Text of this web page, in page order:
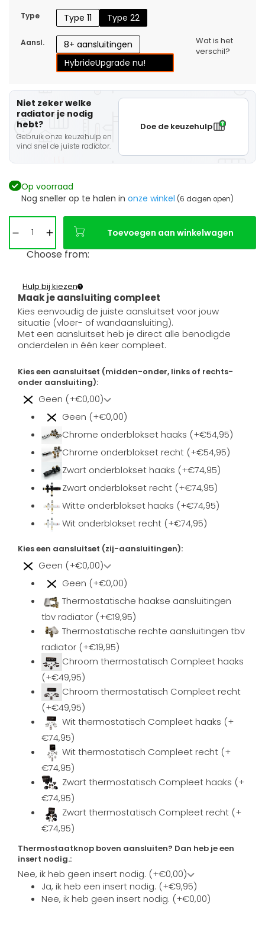
Type Type 11 Type 22
Aansl.
8+ aansluitingen
HybrideUpgrade nu!
Wat is het
verschil?
Niet zeker welke
radiator je nodig
hebt?
Gebruik onze keuzehulp en
vind snel de juiste radiator.
Doe de keuzehulp
Op voorraad
Nog sneller op te halen in onze winkel (6 dagen open)
Toevoegen aan winkelwagen
Choose from:
Maak je aansluiting compleet
Hulp bij kiezen
Kies eenvoudig de juiste aansluitset voor jouw
situatie (vloer- of wandaansluiting).
Met een aansluitset heb je direct alle benodigde
onderdelen in één keer compleet.
Kies een aansluitset (midden-onder, links of rechts-
onder aansluiting):
Geen (+€0,00)
Geen (+€0,00)
Chrome onderblokset haaks (+€54,95)
Chrome onderblokset recht (+€54,95)
Zwart onderblokset haaks (+€74,95)
Zwart onderblokset recht (+€74,95)
Witte onderblokset haaks (+€74,95)
Wit onderblokset recht (+€74,95)
Kies een aansluitset (zij-aansluitingen):
Geen (+€0,00)
Geen (+€0,00)
Thermostatische haakse aansluitingen
tbv radiator (+€19,95)
Thermostatische rechte aansluitingen tbv
radiator (+€19,95)
Chroom thermostatisch Compleet haaks
(+€49,95)
Chroom thermostatisch Compleet recht
(+€49,95)
Wit thermostatisch Compleet haaks (+
€74,95)
Wit thermostatisch Compleet recht (+
€74,95)
Zwart thermostatisch Compleet haaks (+
€74,95)
Zwart thermostatisch Compleet recht (+
€74,95)
Thermostaatknop boven aansluiten? Dan heb je een
insert nodig.:
Nee, ik heb geen insert nodig. (+€0,00)
Ja, ik heb een insert nodig. (+€9,95)
Nee, ik heb geen insert nodig. (+€0,00)